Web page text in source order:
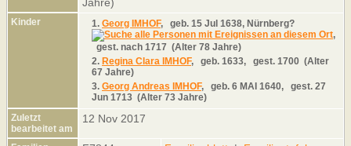
Kinder 1. Georg IMHOF, geb. 15 Jul 1638, Nürnberg?
,
gest. nach 1717 (Alter 78 Jahre)
2. Regina Clara IMHOF, geb. 1633, gest. 1700 (Alter
67 Jahre)
3. Georg Andreas IMHOF, geb. 6 MAI 1640, gest. 27
Jun 1713 (Alter 73 Jahre)
Zuletzt
bearbeitet am
12 Nov 2017